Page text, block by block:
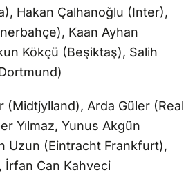
Hakan Çalhanoğlu (Inter),
Kaan Ayhan
Kökçü (Beşiktaş), Salih
(Midtjylland), Arda Güler (Real
Yılmaz, Yunus Akgün
Uzun (Eintracht Frankfurt),
İrfan Can Kahveci